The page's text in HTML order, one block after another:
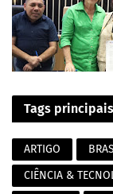
Tags principais
ARTIGO
CIÊNCIA &